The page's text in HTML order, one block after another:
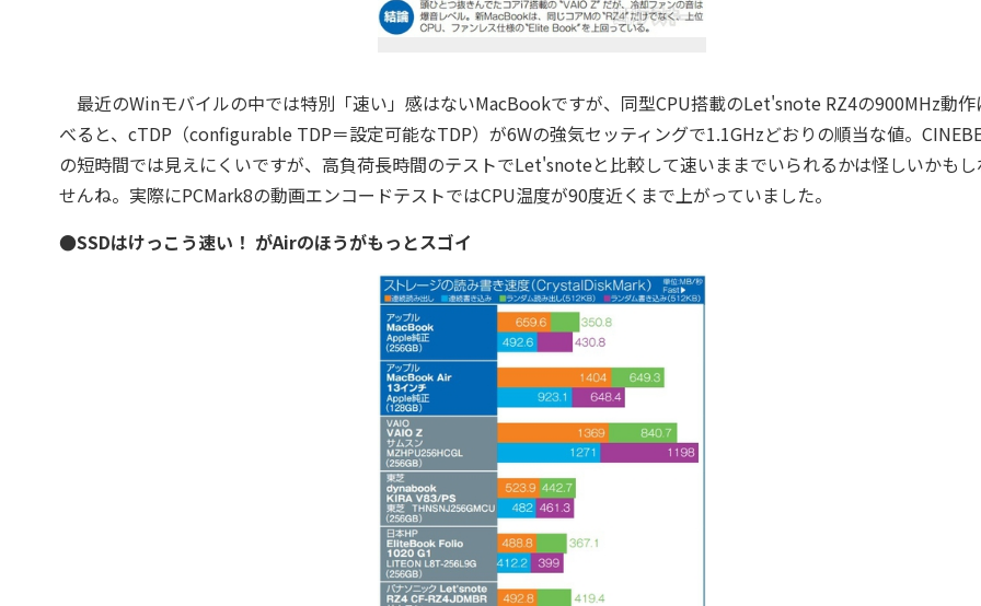
最近のWinモバイルの中では特別「速い」感はないMacBookですが、同型CPU搭載のLet'snote RZ4の900MHz動作
べると、cTDP（configurable TDP＝設定可能なTDP）が6Wの強気セッティングで1.1GHzどおりの順当な値。
の短時間では見えにくいですが、高負荷長時間のテストでLet'snoteと比較して速いままでいられるかは怪しいかもし
せんね。実際にPCMark8の動画エンコードテストではCPU温度が90度近くまで上がっていました。
●SSDはけっこう速い！ がAirのほうがもっとスゴイ